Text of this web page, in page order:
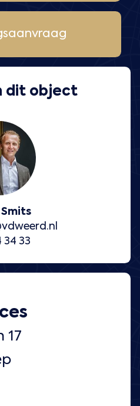
17
dit object
34 33